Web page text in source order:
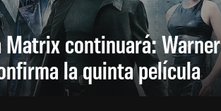
Matrix continuará: Warner
la quinta película